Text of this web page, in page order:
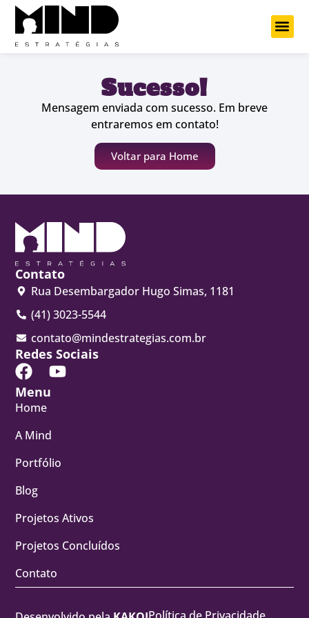
Sucesso!
Mensagem enviada com sucesso. Em breve
entraremos em contato!
Voltar para Home
Contato
Rua Desembargador Hugo Simas, 1181
(41) 3023-5544
contato@mindestrategias.com.br
Redes Sociais
Menu
Home
A Mind
Portfólio
Blog
Projetos Ativos
Projetos Concluídos
Contato